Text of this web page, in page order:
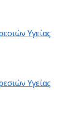
Υγείας
Υγείας